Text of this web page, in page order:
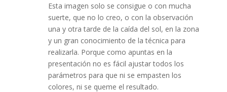
Esta imagen solo se consigue o con mucha
suerte, que no lo creo, o con la observación
una y otra tarde de la caída del sol, en la zona
y un gran conocimiento de la técnica para
realizarla. Porque como apuntas en la
presentación no es fácil ajustar todos los
parámetros para que ni se empasten los
colores, ni se queme el resultado.